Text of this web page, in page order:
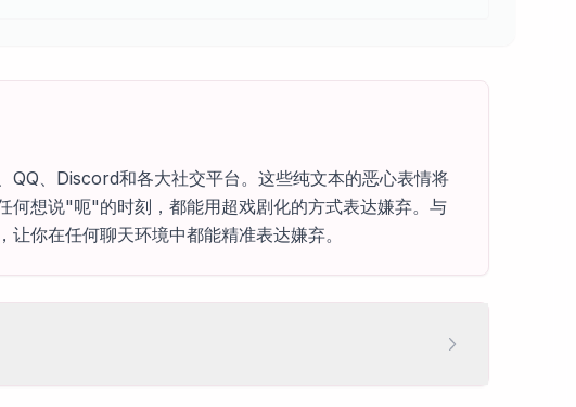
QQ、Discord和各大社交平台。这些纯文本的恶心表情将
何想说"呃"的时刻，都能用超戏剧化的方式表达嫌弃。与
你在任何聊天环境中都能精准表达嫌弃。